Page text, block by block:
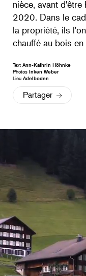
nièce, avant
2020. Dans le
la propriété, ils
chauffé au bois
Text Ann-Kathrin Höhnke
Photos Inken Weber
Lieu Adelboden
Partager